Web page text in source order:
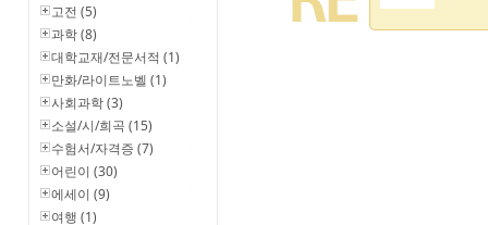
고전 (5)
과학 (8)
대학교재/전문서적 (1)
만화/라이트노벨 (1)
사회과학 (3)
소설/시/희곡 (15)
수험서/자격증 (7)
어린이 (30)
에세이 (9)
여행 (1)